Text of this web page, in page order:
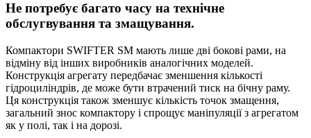
Не потребує багато часу на технічне
обслугвування та змащування.
Компактори SWIFTER SM мають лише дві бокові рами, на
відміну від інших виробників аналогічних моделей.
Конструкція агрегату передбачає зменшення кількості
гідроциліндрів, де може бути втрачений тиск на бічну раму.
Ця конструкція також зменшує кількість точок змащення,
загальний знос компактору і спрощує маніпуляції з агрегатом
як у полі, так і на дорозі.